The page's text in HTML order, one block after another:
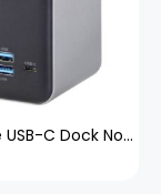
Renkforce USB-C Dock Notebook Dockingstation (USB-C, 13 Ports), Dockingstation + USB Hub, Grau, Schwarz